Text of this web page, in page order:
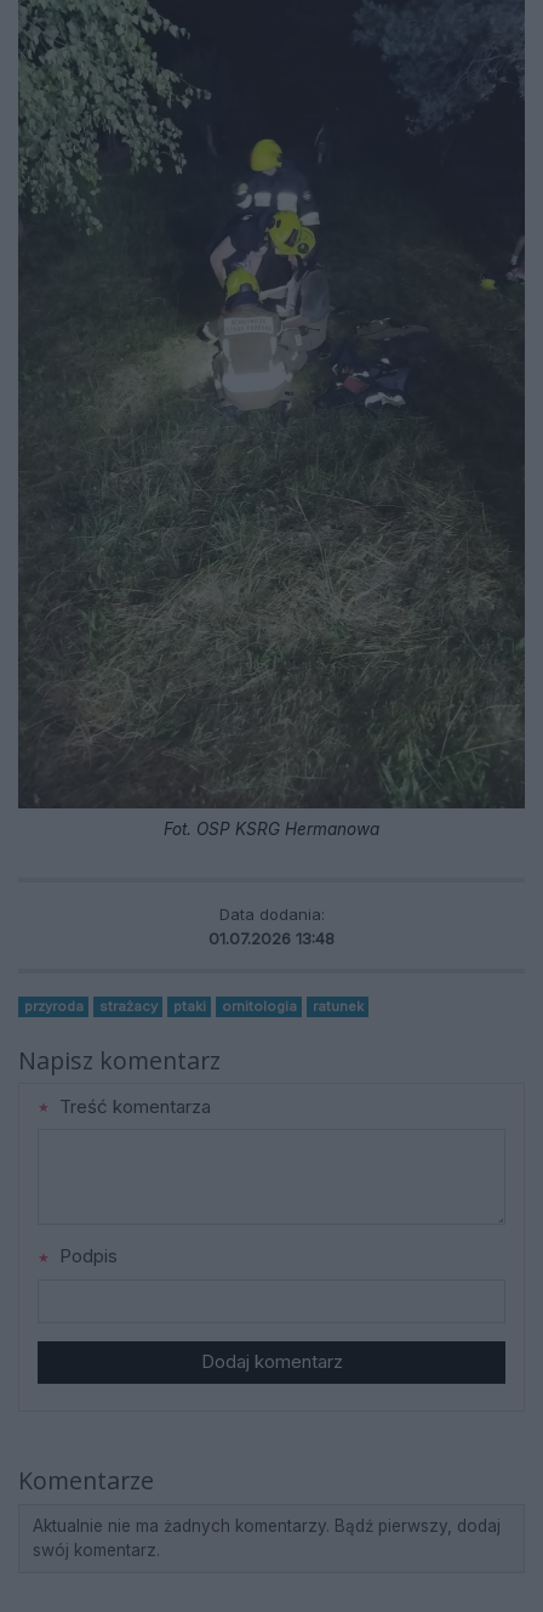
Fot. OSP KSRG Hermanowa
Data dodania:
01.07.2026 13:48
przyroda strażacy ptaki ornitologia ratunek
Napisz komentarz
Treść komentarza
Podpis
Dodaj komentarz
Komentarze
Aktualnie nie ma żadnych komentarzy. Bądź pierwszy, dodaj
swój komentarz.